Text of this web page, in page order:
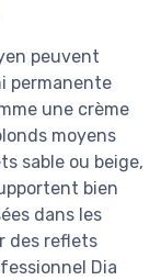
peuvent
permanente
une crème
moyens
sable ou beige,
bien
dans les
des reflets
Dia